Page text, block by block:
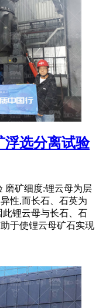
浮选分离试验
磨矿细度:锂云母为层
性,而长石、石英为
锂云母与长石、石
于使锂云母矿石实现